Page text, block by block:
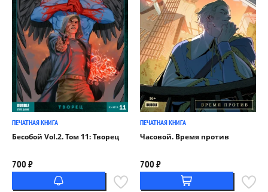
ПЕЧАТНАЯ КНИГА
Бесобой Vol.2. Том 11: Творец
700 ₽
ПЕЧАТНАЯ КНИГА
Часовой. Время против
700 ₽